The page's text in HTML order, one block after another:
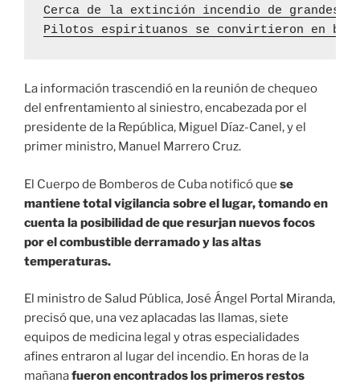
Cerca de la extinción incendio de grandes
Pilotos espirituanos se convirtieron en
La información trascendió en la reunión de chequeo
del enfrentamiento al siniestro, encabezada por el
presidente de la República, Miguel Díaz-Canel, y el
primer ministro, Manuel Marrero Cruz.
El Cuerpo de Bomberos de Cuba notificó que se
mantiene total vigilancia sobre el lugar, tomando en
cuenta la posibilidad de que resurjan nuevos focos
por el combustible derramado y las altas
temperaturas.
El ministro de Salud Pública, José Ángel Portal Miranda,
precisó que, una vez aplacadas las llamas, siete
equipos de medicina legal y otras especialidades
afines entraron al lugar del incendio. En horas de la
mañanafueron encontrados los primeros restos